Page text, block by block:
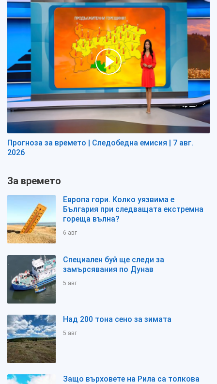
Прогноза за времето | Следобедна емисия | 7 авг.
2026
За времето
Европа гори. Колко уязвима е
България при следващата екстремна
гореща вълна?
6 авг
Специален буй ще следи за
замърсявания по Дунав
5 авг
Над 200 тона сено за зимата
5 авг
Защо върховете на Рила са толкова